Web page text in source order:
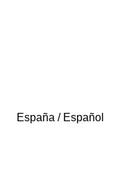
España / Español